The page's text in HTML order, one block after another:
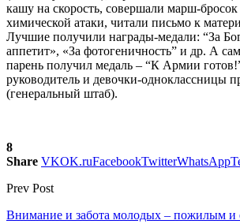
кашу на скорость, совершали марш-бросок
химической атаки, читали письмо к
Лучшие получили награды-медали: “За
аппетит», «За фотогеничность” и др. А
парень получил медаль – “К Армии
руководитель и девочки-одноклассницы
(генеральный штаб).
8
Share VKOK.ruFacebookTwitterWhatsApp
Prev Post
Внимание и забота молодых – пожилым и